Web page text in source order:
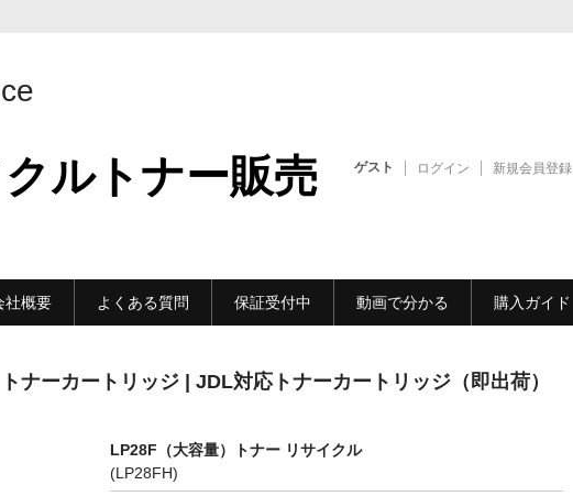
ルトナー販売
ゲスト ログイン 新規会員登録
社概要 よくある質問 保証受付中 動画で分かる 購入ガイド
ナーカートリッジ | JDL対応トナーカートリッジ（即出荷）
LP28F（大容量）トナー リサイクル
(LP28FH)